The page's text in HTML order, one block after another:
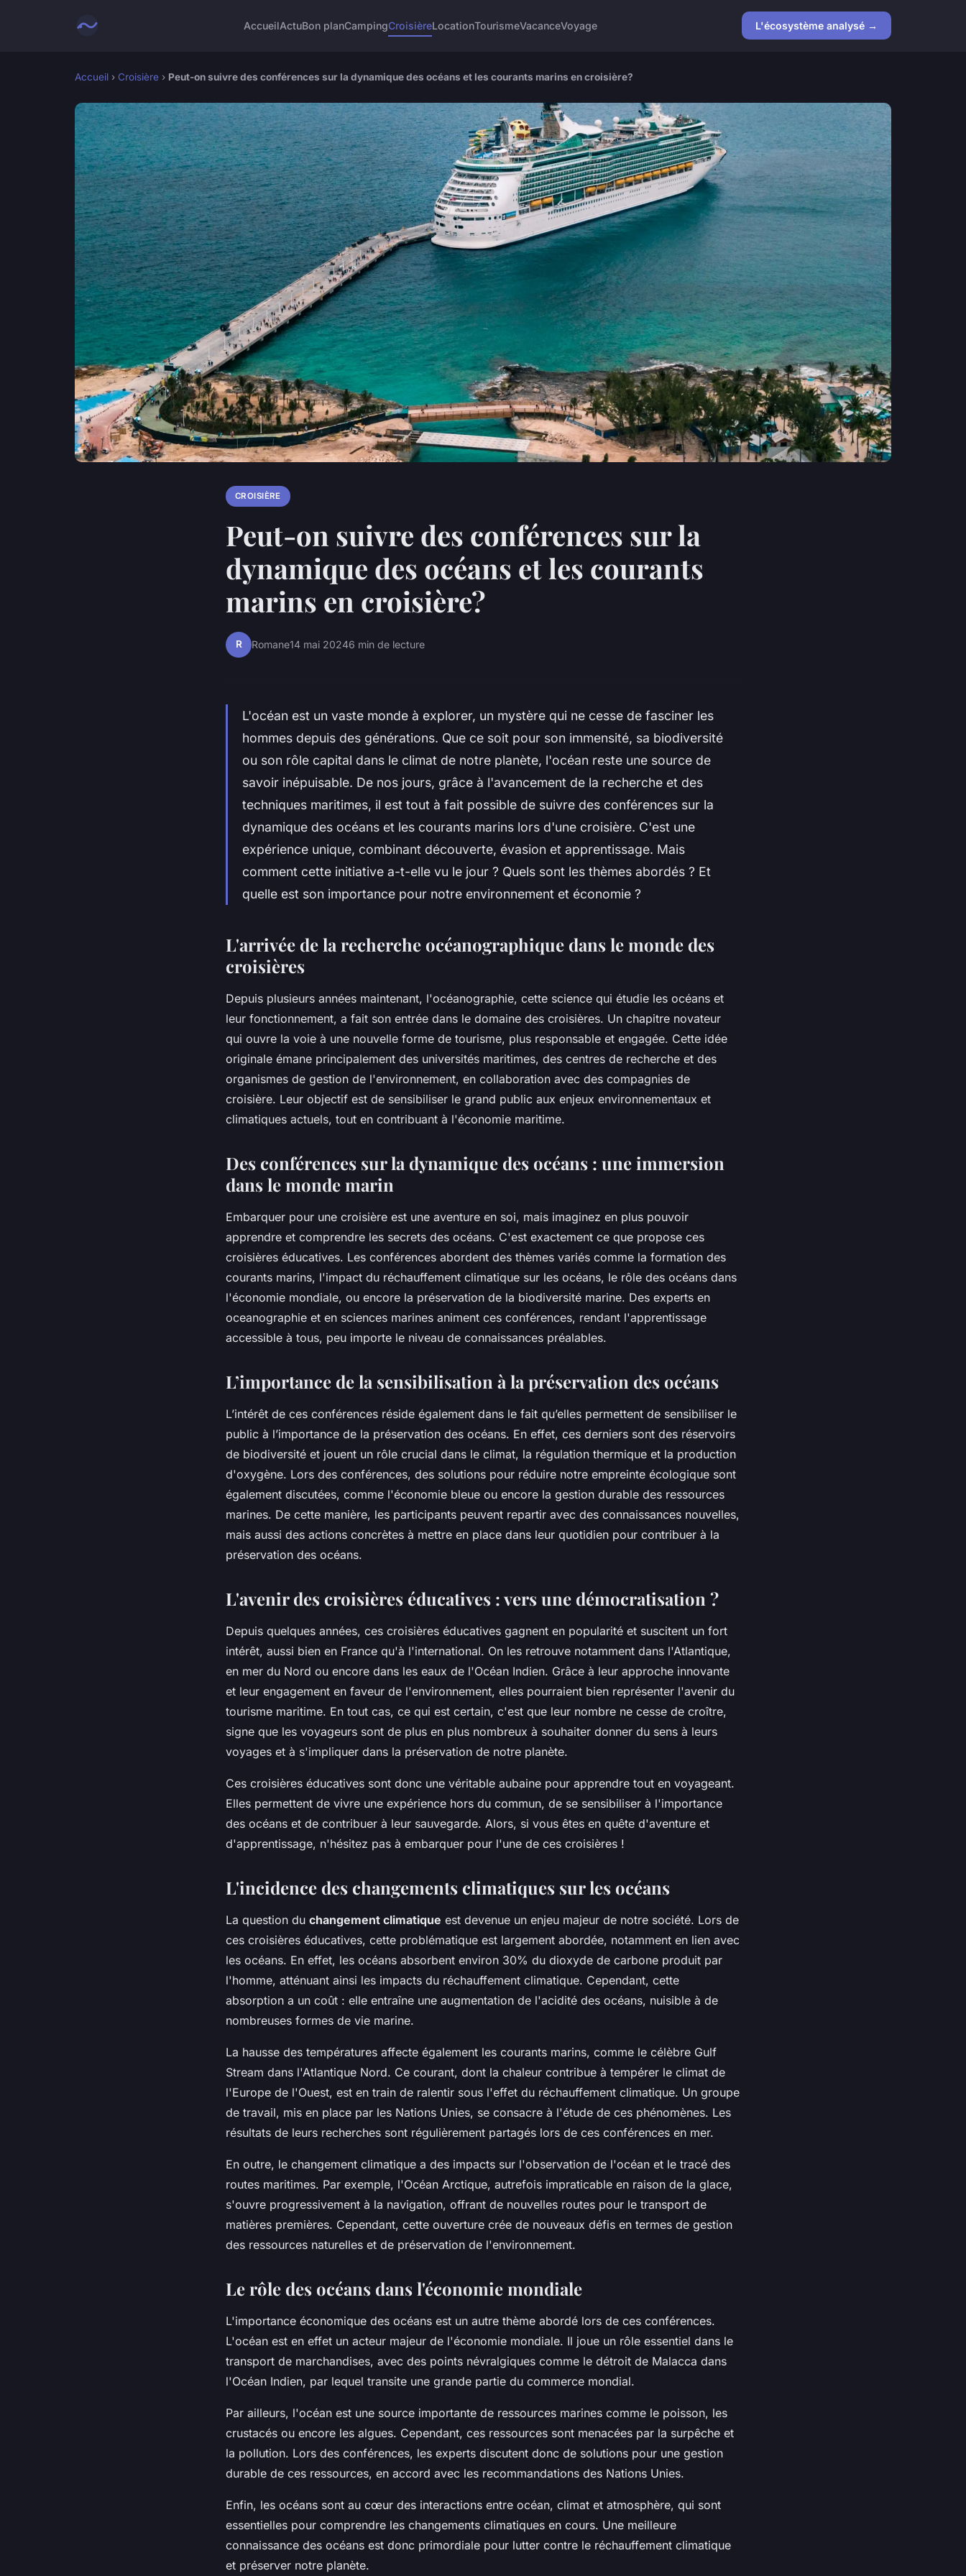
AccueilActuBon planCampingCroisièreLocationTourismeVacanceVoyage L'écosystème analysé →
Accueil › Croisière › Peut-on suivre des conférences sur la dynamique des océans et les courants marins en croisière?
CROISIÈRE
Peut-on suivre des conférences sur la
dynamique des océans et les courants
marins en croisière?
R Romane14 mai 20246 min de lecture
L'océan est un vaste monde à explorer, un mystère qui ne cesse de fasciner les
hommes depuis des générations. Que ce soit pour son immensité, sa biodiversité
ou son rôle capital dans le climat de notre planète, l'océan reste une source de
savoir inépuisable. De nos jours, grâce à l'avancement de la recherche et des
techniques maritimes, il est tout à fait possible de suivre des conférences sur la
dynamique des océans et les courants marins lors d'une croisière. C'est une
expérience unique, combinant découverte, évasion et apprentissage. Mais
comment cette initiative a-t-elle vu le jour ? Quels sont les thèmes abordés ? Et
quelle est son importance pour notre environnement et économie ?
L'arrivée de la recherche océanographique dans le monde des
croisières
Depuis plusieurs années maintenant, l'océanographie, cette science qui étudie les océans et
leur fonctionnement, a fait son entrée dans le domaine des croisières. Un chapitre novateur
qui ouvre la voie à une nouvelle forme de tourisme, plus responsable et engagée. Cette idée
originale émane principalement des universités maritimes, des centres de recherche et des
organismes de gestion de l'environnement, en collaboration avec des compagnies de
croisière. Leur objectif est de sensibiliser le grand public aux enjeux environnementaux et
climatiques actuels, tout en contribuant à l'économie maritime.
Des conférences sur la dynamique des océans : une immersion
dans le monde marin
Embarquer pour une croisière est une aventure en soi, mais imaginez en plus pouvoir
apprendre et comprendre les secrets des océans. C'est exactement ce que propose ces
croisières éducatives. Les conférences abordent des thèmes variés comme la formation des
courants marins, l'impact du réchauffement climatique sur les océans, le rôle des océans dans
l'économie mondiale, ou encore la préservation de la biodiversité marine. Des experts en
oceanographie et en sciences marines animent ces conférences, rendant l'apprentissage
accessible à tous, peu importe le niveau de connaissances préalables.
L’importance de la sensibilisation à la préservation des océans
L’intérêt de ces conférences réside également dans le fait qu’elles permettent de sensibiliser le
public à l’importance de la préservation des océans. En effet, ces derniers sont des réservoirs
de biodiversité et jouent un rôle crucial dans le climat, la régulation thermique et la production
d'oxygène. Lors des conférences, des solutions pour réduire notre empreinte écologique sont
également discutées, comme l'économie bleue ou encore la gestion durable des ressources
marines. De cette manière, les participants peuvent repartir avec des connaissances nouvelles,
mais aussi des actions concrètes à mettre en place dans leur quotidien pour contribuer à la
préservation des océans.
L'avenir des croisières éducatives : vers une démocratisation ?
Depuis quelques années, ces croisières éducatives gagnent en popularité et suscitent un fort
intérêt, aussi bien en France qu'à l'international. On les retrouve notamment dans l'Atlantique,
en mer du Nord ou encore dans les eaux de l'Océan Indien. Grâce à leur approche innovante
et leur engagement en faveur de l'environnement, elles pourraient bien représenter l'avenir du
tourisme maritime. En tout cas, ce qui est certain, c'est que leur nombre ne cesse de croître,
signe que les voyageurs sont de plus en plus nombreux à souhaiter donner du sens à leurs
voyages et à s'impliquer dans la préservation de notre planète.
Ces croisières éducatives sont donc une véritable aubaine pour apprendre tout en voyageant.
Elles permettent de vivre une expérience hors du commun, de se sensibiliser à l'importance
des océans et de contribuer à leur sauvegarde. Alors, si vous êtes en quête d'aventure et
d'apprentissage, n'hésitez pas à embarquer pour l'une de ces croisières !
L'incidence des changements climatiques sur les océans
La question du changement climatique est devenue un enjeu majeur de notre société. Lors de
ces croisières éducatives, cette problématique est largement abordée, notamment en lien avec
les océans. En effet, les océans absorbent environ 30% du dioxyde de carbone produit par
l'homme, atténuant ainsi les impacts du réchauffement climatique. Cependant, cette
absorption a un coût : elle entraîne une augmentation de l'acidité des océans, nuisible à de
nombreuses formes de vie marine.
La hausse des températures affecte également les courants marins, comme le célèbre Gulf
Stream dans l'Atlantique Nord. Ce courant, dont la chaleur contribue à tempérer le climat de
l'Europe de l'Ouest, est en train de ralentir sous l'effet du réchauffement climatique. Un groupe
de travail, mis en place par les Nations Unies, se consacre à l'étude de ces phénomènes. Les
résultats de leurs recherches sont régulièrement partagés lors de ces conférences en mer.
En outre, le changement climatique a des impacts sur l'observation de l'océan et le tracé des
routes maritimes. Par exemple, l'Océan Arctique, autrefois impraticable en raison de la glace,
s'ouvre progressivement à la navigation, offrant de nouvelles routes pour le transport de
matières premières. Cependant, cette ouverture crée de nouveaux défis en termes de gestion
des ressources naturelles et de préservation de l'environnement.
Le rôle des océans dans l'économie mondiale
L'importance économique des océans est un autre thème abordé lors de ces conférences.
L'océan est en effet un acteur majeur de l'économie mondiale. Il joue un rôle essentiel dans le
transport de marchandises, avec des points névralgiques comme le détroit de Malacca dans
l'Océan Indien, par lequel transite une grande partie du commerce mondial.
Par ailleurs, l'océan est une source importante de ressources marines comme le poisson, les
crustacés ou encore les algues. Cependant, ces ressources sont menacées par la surpêche et
la pollution. Lors des conférences, les experts discutent donc de solutions pour une gestion
durable de ces ressources, en accord avec les recommandations des Nations Unies.
Enfin, les océans sont au cœur des interactions entre océan, climat et atmosphère, qui sont
essentielles pour comprendre les changements climatiques en cours. Une meilleure
connaissance des océans est donc primordiale pour lutter contre le réchauffement climatique
et préserver notre planète.